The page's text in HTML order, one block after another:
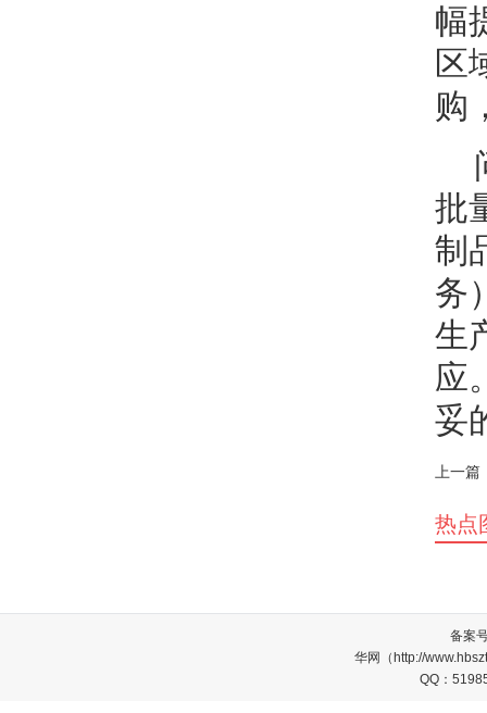
幅
区
购
批
制
务
生
应
妥
上一篇
热点
备案
华网（http://
QQ：